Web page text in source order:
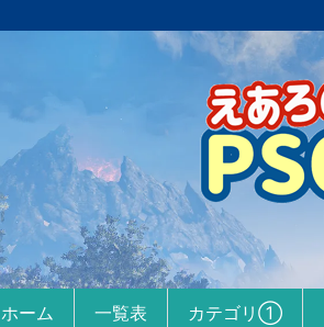
ホーム 一覧表 カテゴリ①